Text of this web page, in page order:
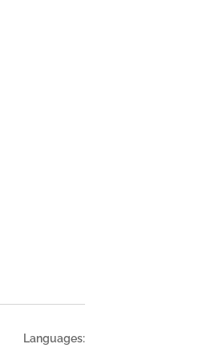
Languages